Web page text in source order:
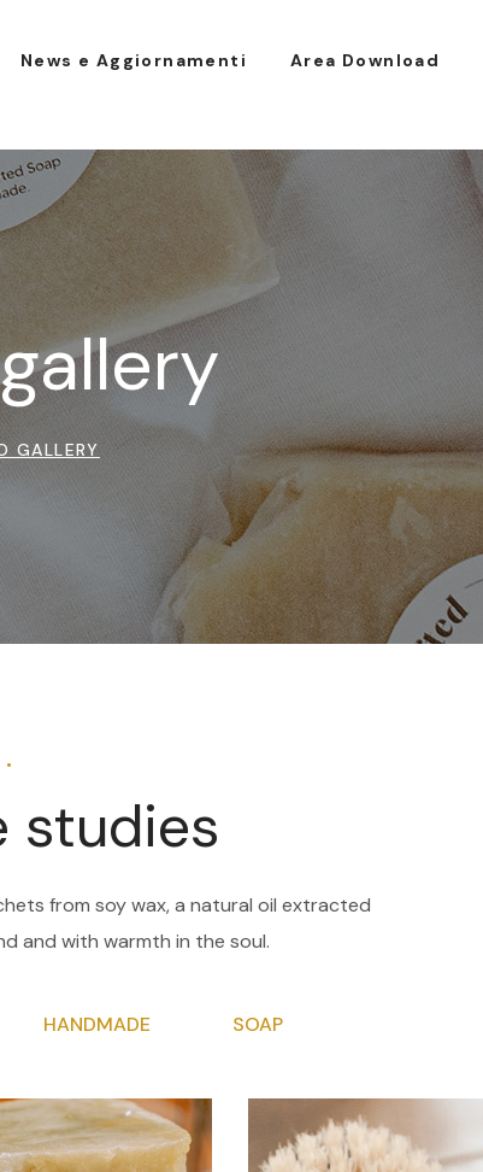
News e Aggiornamenti Area Download
GALLERY
studies
from soy wax, a natural oil extracted
and with warmth in the soul.
HANDMADE SOAP